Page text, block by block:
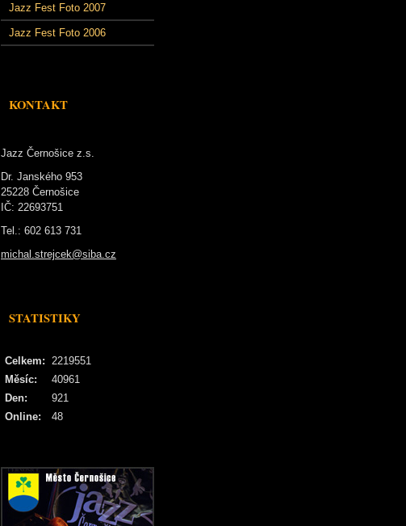
Jazz Fest Foto 2007
Jazz Fest Foto 2006
KONTAKT
Jazz Černošice z.s.
Dr. Janského 953
25228 Černošice
IČ: 22693751
Tel.: 602 613 731
michal.strejcek@siba.cz
STATISTIKY
Online: 48
Celkem: 2219551
Měsíc:
40961
Den:
921